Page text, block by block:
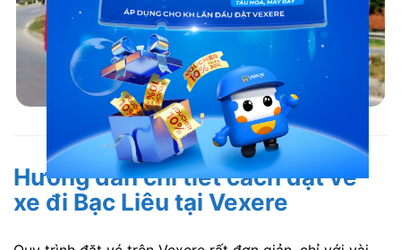
Đặt vé xe khách tại Vexere rất nhanh chóng và tiện lợi
Hướng dẫn chi tiết cách đặt vé
xe đi Bạc Liêu tại Vexere